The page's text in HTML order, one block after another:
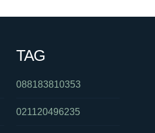
TAG
088183810353
021120496235